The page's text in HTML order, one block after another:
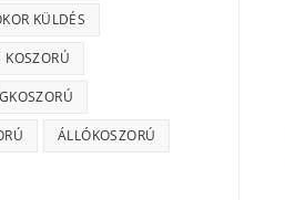
KÜLDÉS
ÁLLÓKOSZORÚ